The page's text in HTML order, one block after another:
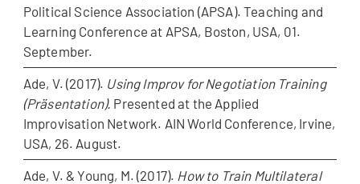
Political Science Association (APSA). Teaching and
Learning Conference at APSA, Boston, USA, 01.
September.
Ade, V. (2017). Using Improv for Negotiation Training
(Präsentation). Presented at the Applied
Improvisation Network. AIN World Conference, Irvine,
USA, 26. August.
Ade, V. & Young, M. (2017). How to Train Multilateral